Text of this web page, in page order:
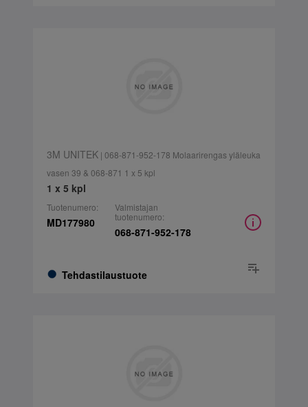
3M UNITEK| 068-871-952-178 Molaarirengas yläleuka
vasen 39 & 068-871 1 x 5 kpl
1 x 5 kpl
Tuotenumero:
MD177980
Tehdastilaustuote
Valmistajan
tuotenumero:
068-871-952-178